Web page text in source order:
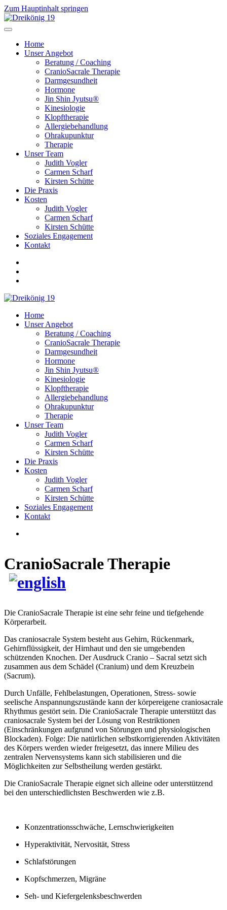
Zum Hauptinhalt springen
Home
Unser Angebot
Beratung / Coaching
CranioSacrale Therapie
Darmgesundheit
Hormone
Jin Shin Jyutsu®
Kinesiologie
Klopftherapie
Allergiebehandlung
Ohrakupunktur
Therapie
Unser Team
Judith Vogler
Carmen Scharf
Kirsten Schütte
Die Praxis
Kosten
Judith Vogler
Carmen Scharf
Kirsten Schütte
Soziales Engagement
Kontakt
Home
Unser Angebot
Beratung / Coaching
CranioSacrale Therapie
Darmgesundheit
Hormone
Jin Shin Jyutsu®
Kinesiologie
Klopftherapie
Allergiebehandlung
Ohrakupunktur
Therapie
Unser Team
Judith Vogler
Carmen Scharf
Kirsten Schütte
Die Praxis
Kosten
Judith Vogler
Carmen Scharf
Kirsten Schütte
Soziales Engagement
Kontakt
CranioSacrale Therapie
Die CranioSacrale Therapie ist eine sehr feine und tiefgehende
Körperarbeit.
Das craniosacrale System besteht aus Gehirn, Rückenmark,
Gehirnflüssigkeit, der Hirnhaut und den sie umgebenden
schützenden Knochen. Der Ausdruck Cranio – Sacral setzt sich
zusammen aus dem Schädel (Cranium) und dem Kreuzbein
(Sacrum).
Durch Unfälle, Fehlbelastungen, Operationen, Stress- sowie
seelische Anspannungszustände kann der körpereigene craniosacrale
Rhythmus gestört sein. Die CranioSacrale Therapie unterstützt das
craniosacrale System bei der Lösung von Restriktionen
(Einschränkungen aufgrund von Störungen und physiologischen
Blockaden). Folge: Die natürlichen selbstkorrigierenden Aktivitäten
des Körpers werden wieder freigesetzt, das innere Milieu des
zentralen Nervensystems kann sich stabilisieren und die
Möglichkeiten zur Selbstheilung werden gestärkt.
Die CranioSacrale Therapie eignet sich alleine oder unterstützend
bei den unterschiedlichsten Beschwerden wie z.B.
Konzentrationsschwäche, Lernschwierigkeiten
Hyperaktivität, Nervosität, Stress
Schlafstörungen
Kopfschmerzen, Migräne
Seh- und Kiefergelenksbeschwerden